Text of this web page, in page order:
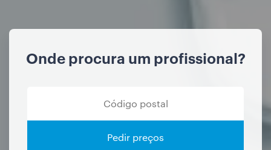
Onde procura um profissional?
Pedir preços